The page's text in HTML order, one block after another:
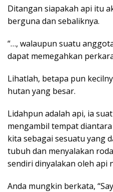
Ditangan siapakah api itu
berguna dan sebaliknya.
“…, walaupun suatu
dapat memegahkan
Lihatlah, betapa pun
hutan yang besar.
Lidahpun adalah api, ia
mengambil tempat
kita sebagai sesuatu yang
tubuh dan menyalakan
sendiri dinyalakan oleh api
Anda mungkin berkata,